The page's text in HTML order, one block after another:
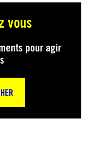
vous
pour agir